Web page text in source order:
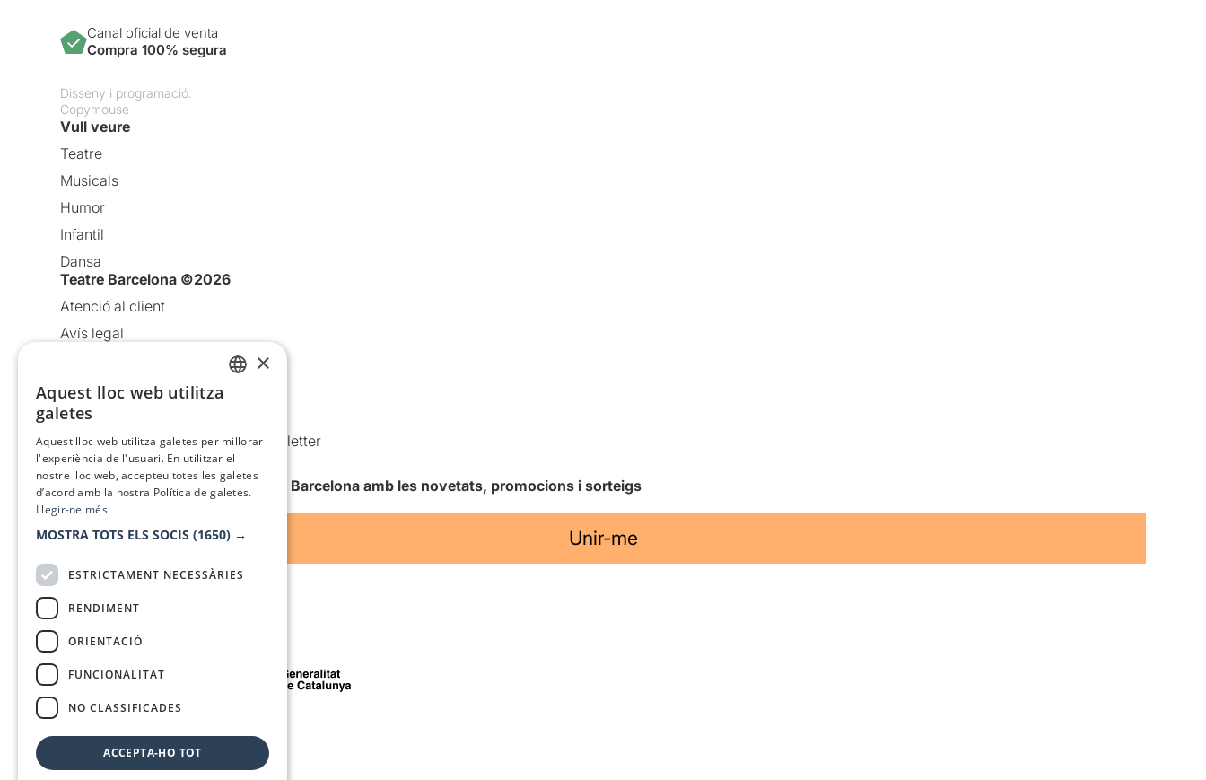
Canal oficial de venta
Compra 100% segura
Disseny i programació:
Copymouse
Vull veure
Teatre
Musicals
Humor
Infantil
Dansa
Teatre Barcelona ©2026
Atenció al client
Avís legal
Política de cookies
Condicions d’ús
Comunicacions comercials i Newsletter
Anuncia’t
Vull rebre la newsletter de Teatre Barcelona amb les novetats, promocions i sorteigs
Unir-me
Amb el suport de
×
Aquest lloc web utilitza
galetes
Aquest lloc web utilitza galetes per millorar
l'experiència de l'usuari. En utilitzar el
nostre lloc web, accepteu totes les galetes
d’acord amb la nostra Política de galetes.
Llegir-ne més
MOSTRA TOTS ELS SOCIS (1650) →
ESTRICTAMENT NECESSÀRIES
RENDIMENT
ORIENTACIÓ
FUNCIONALITAT
NO CLASSIFICADES
ACCEPTA-HO TOT